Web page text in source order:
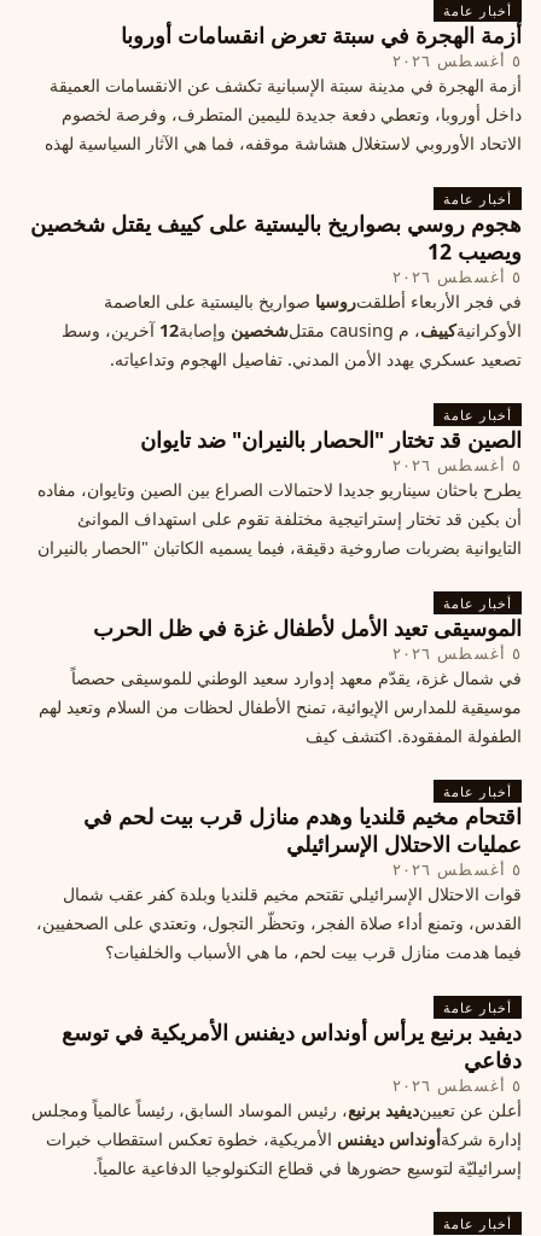
أخبار عامة
أزمة الهجرة في سبتة تعرض انقسامات أوروبا
٥ أغسطس ٢٠٢٦
أزمة الهجرة في مدينة سبتة الإسبانية تكشف عن الانقسامات العميقة
داخل أوروبا، وتعطي دفعة جديدة لليمين المتطرف، وفرصة لخصوم
الاتحاد الأوروبي لاستغلال هشاشة موقفه، فما هي الآثار السياسية لهذه
أخبار عامة
هجوم روسي بصواريخ باليستية على كييف يقتل شخصين
ويصيب 12
٥ أغسطس ٢٠٢٦
في فجر الأربعاء أطلقتروسيا صواريخ باليستية على العاصمة
الأوكرانيةكييف، م causing مقتل شخصين وإصابة12 آخرين، وسط
تصعيد عسكري يهدد الأمن المدني. تفاصيل الهجوم وتداعياته.
أخبار عامة
الصين قد تختار "الحصار بالنيران" ضد تايوان
٥ أغسطس ٢٠٢٦
يطرح باحثان سيناريو جديدا لاحتمالات الصراع بين الصين وتايوان، مفاده
أن بكين قد تختار إستراتيجية مختلفة تقوم على استهداف الموانئ
التايوانية بضربات صاروخية دقيقة، فيما يسميه الكاتبان "الحصار بالنيران
أخبار عامة
الموسيقى تعيد الأمل لأطفال غزة في ظل الحرب
٥ أغسطس ٢٠٢٦
في شمال غزة، يقدّم معهد إدوارد سعيد الوطني للموسيقى حصصاً
موسيقية للمدارس الإيوائية، تمنح الأطفال لحظات من السلام وتعيد لهم
الطفولة المفقودة. اكتشف كيف
أخبار عامة
اقتحام مخيم قلنديا وهدم منازل قرب بيت لحم في
عمليات الاحتلال الإسرائيلي
٥ أغسطس ٢٠٢٦
قوات الاحتلال الإسرائيلي تقتحم مخيم قلنديا وبلدة كفر عقب شمال
القدس، وتمنع أداء صلاة الفجر، وتحظّر التجول، وتعتدي على الصحفيين،
فيما هدمت منازل قرب بيت لحم، ما هي الأسباب والخلفيات؟
أخبار عامة
ديفيد برنيع يرأس أونداس ديفنس الأمريكية في توسع
دفاعي
٥ أغسطس ٢٠٢٦
أعلن عن تعيينديفيد برنيع، رئيس الموساد السابق، رئيساً عالمياً ومجلس
إدارة شركةأونداس ديفنس الأمريكية، خطوة تعكس استقطاب خبرات
إسرائيليّة لتوسيع حضورها في قطاع التكنولوجيا الدفاعية عالمياً.
أخبار عامة